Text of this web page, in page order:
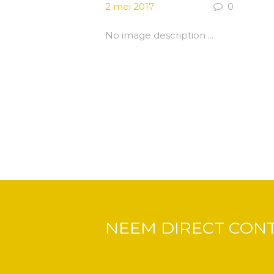
2 mei 2017 0
No image description ...
NEEM DIRECT